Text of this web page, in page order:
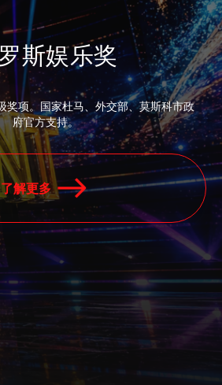
斯娱乐奖
奖项。国家杜马、外交部、莫斯科市政
府官方支持。
了解更多